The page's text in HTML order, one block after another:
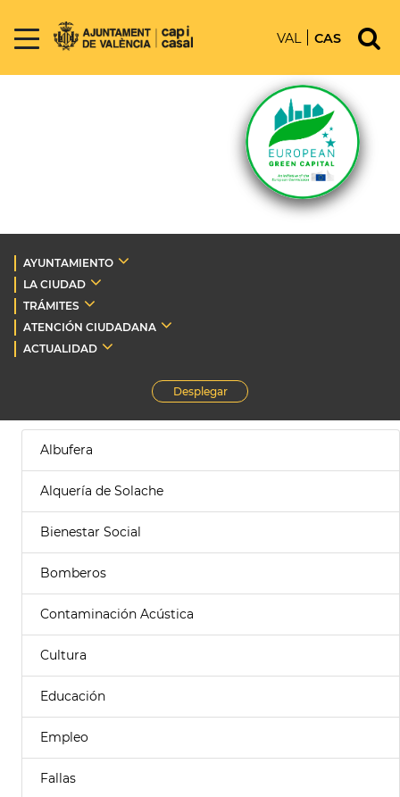
VAL CAS
AYUNTAMIENTO
LA CIUDAD
TRÁMITES
ATENCIÓN CIUDADANA
ACTUALIDAD
Desplegar
Albufera
Alquería de Solache
Bienestar Social
Bomberos
Contaminación Acústica
Cultura
Educación
Empleo
Fallas